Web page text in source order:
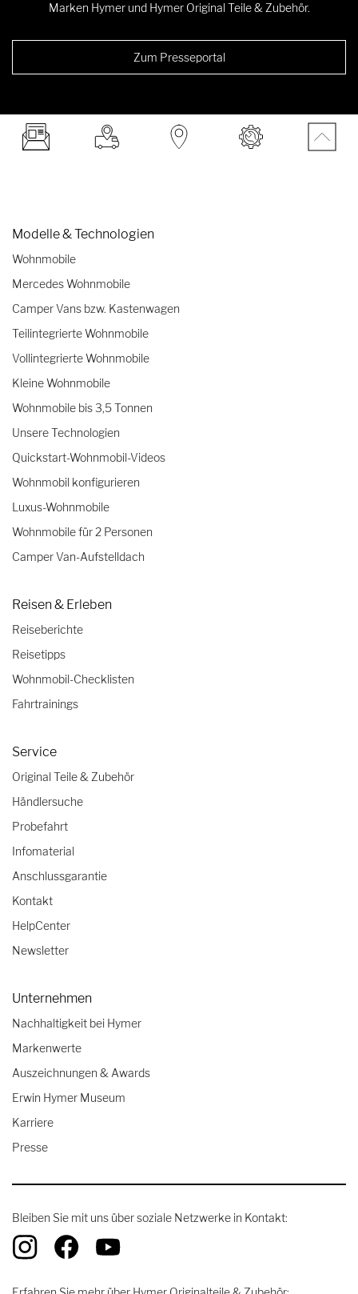
Marken Hymer und Hymer Original Teile & Zubehör.
Zum Presseportal
Modelle & Technologien
Wohnmobile
Mercedes Wohnmobile
Camper Vans bzw. Kastenwagen
Teilintegrierte Wohnmobile
Vollintegrierte Wohnmobile
Kleine Wohnmobile
Wohnmobile bis 3,5 Tonnen
Unsere Technologien
Quickstart-Wohnmobil-Videos
Wohnmobil konfigurieren
Luxus-Wohnmobile
Wohnmobile für 2 Personen
Camper Van-Aufstelldach
Reisen & Erleben
Reiseberichte
Reisetipps
Wohnmobil-Checklisten
Fahrtrainings
Service
Original Teile & Zubehör
Händlersuche
Probefahrt
Infomaterial
Anschlussgarantie
Kontakt
HelpCenter
Newsletter
Unternehmen
Nachhaltigkeit bei Hymer
Markenwerte
Auszeichnungen & Awards
Erwin Hymer Museum
Karriere
Presse
Bleiben Sie mit uns über soziale Netzwerke in Kontakt: